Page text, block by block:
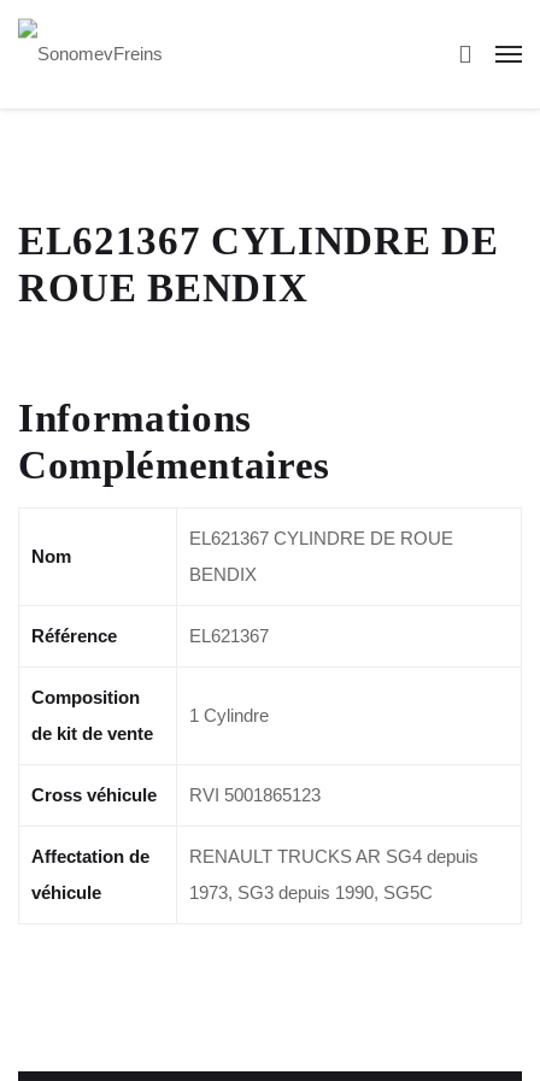
EL621367 CYLINDRE DE
ROUE BENDIX
Informations
Complémentaires
Nom
EL621367 CYLINDRE DE ROUE
BENDIX
Référence EL621367
Composition
de kit de vente
1 Cylindre
Cross véhicule RVI 5001865123
Affectation de
véhicule
RENAULT TRUCKS AR SG4 depuis
1973, SG3 depuis 1990, SG5C